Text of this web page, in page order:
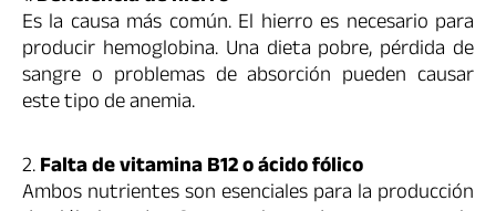
Es la causa más común. El hierro es necesario para
producir hemoglobina. Una dieta pobre, pérdida de
sangre o problemas de absorción pueden causar
este tipo de anemia.
2.Falta de vitamina B12 o ácido fólico
Ambos nutrientes son esenciales para la producción